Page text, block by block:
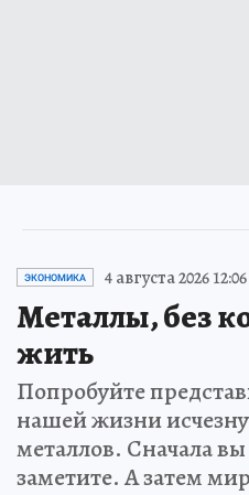
ЭКОНОМИКА 4 августа 2026 12:06
Металлы, без
жить
Попробуйте
нашей жизни
металлов. Сначала
заметите. А затем